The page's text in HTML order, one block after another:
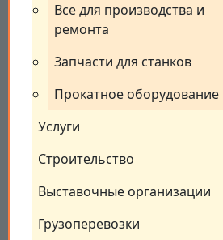
Все для производства и
ремонта
Запчасти для станков
Прокатное оборудование
Услуги
Строительство
Выставочные организации
Грузоперевозки